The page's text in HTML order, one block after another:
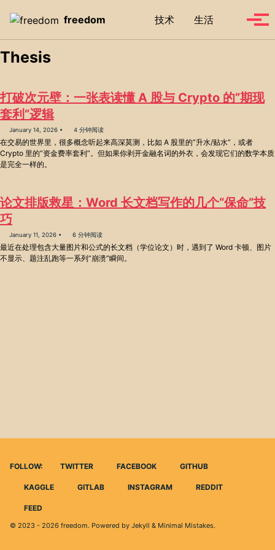
freedom
技术 生活 Toggle
Thesis
打破次元壁：一张表读懂 A 股与 Crypto 的”期现
套利”逻辑
January 14, 2026 4 分钟阅读
在交易的世界里，很多概念听起来高深莫测，比如 A 股里的”升水/贴水”，或者
Crypto 里的”资金费率套利”。但如果你剥开金融名词的外衣，会发现它们的数学本质
是完全一样的。
论文排版救星：Word 长文档写作的几个“保命”技
巧
January 11, 2026 6 分钟阅读
最近在处理包含大量图片和公式的长文档（学位论文）时，遇到了 Word 卡顿、图片
不显示、题注乱跑等一系列“崩溃”瞬间。
FOLLOW: TWITTER FACEBOOK GITHUB
KAGGLE GITLAB INSTAGRAM REDDIT
FEED
© 2023 - 2026 freedom. Powered by Jekyll & Minimal Mistakes.